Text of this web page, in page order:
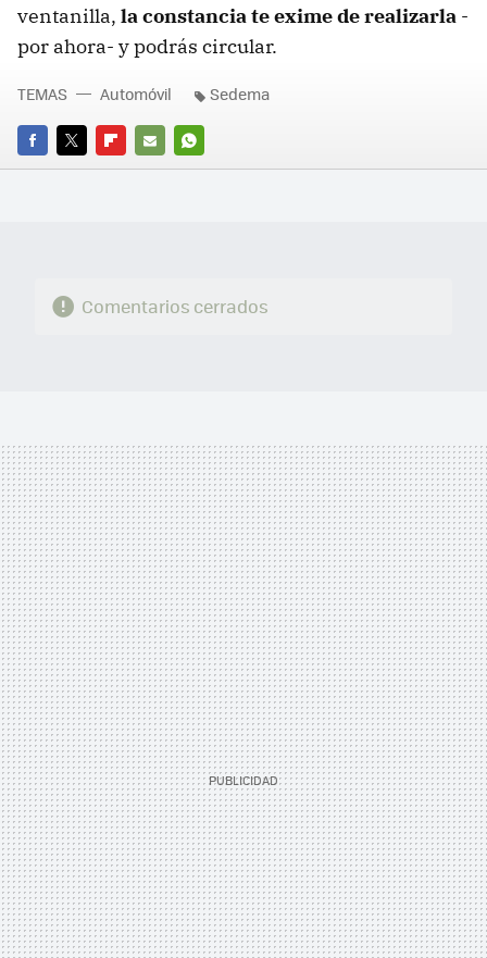
ventanilla, la constancia te exime de realizarla -
por ahora- y podrás circular.
FACEBOOK
TWITTERFLIPBOARD
E-
WHATSAPP
TEMAS Automóvil Sedema
Comentarios cerrados